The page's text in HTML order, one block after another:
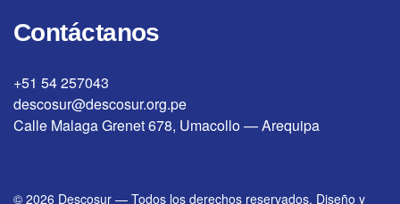
Contáctanos
+51 54 257043
descosur@descosur.org.pe
Calle Malaga Grenet 678, Umacollo — Arequipa
© 2026 Descosur — Todos los derechos reservados. Diseño y